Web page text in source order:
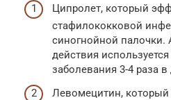
Ципролет, который
стафилококковой
синогнойной палочки.
действия
заболевания 3-4 раза в
Левомецитин, который